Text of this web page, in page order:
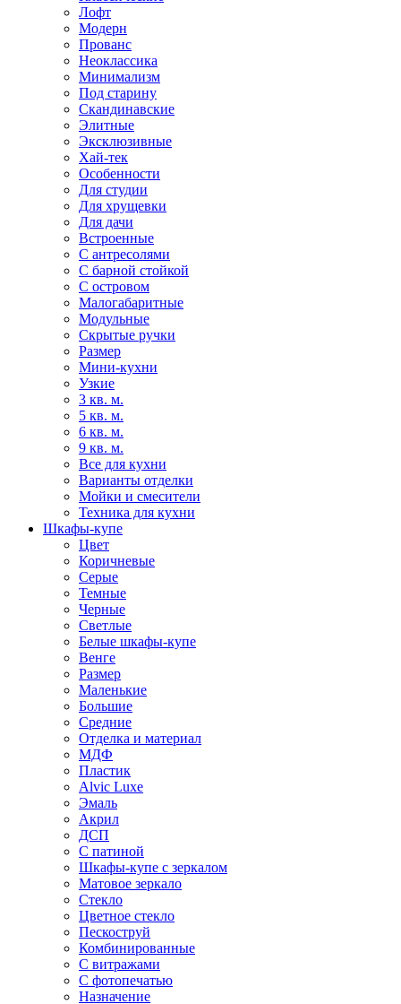
Лофт
Модерн
Прованс
Неоклассика
Минимализм
Под старину
Скандинавские
Элитные
Эксклюзивные
Хай-тек
Особенности
Для студии
Для хрущевки
Для дачи
Встроенные
С антресолями
С барной стойкой
С островом
Малогабаритные
Модульные
Скрытые ручки
Размер
Мини-кухни
Узкие
3 кв. м.
5 кв. м.
6 кв. м.
9 кв. м.
Все для кухни
Варианты отделки
Мойки и смесители
Техника для кухни
Шкафы-купе
Цвет
Коричневые
Серые
Темные
Черные
Светлые
Белые шкафы-купе
Венге
Размер
Маленькие
Большие
Средние
Отделка и материал
МДФ
Пластик
Alvic Luxe
Эмаль
Акрил
ДСП
С патиной
Шкафы-купе с зеркалом
Матовое зеркало
Стекло
Цветное стекло
Пескоструй
Комбинированные
С витражами
С фотопечатью
Назначение